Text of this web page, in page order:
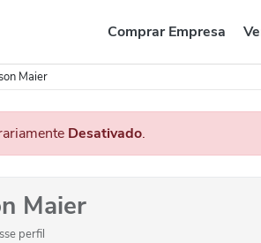
Comprar Empresa
Maier
Desativado.
Maier
perfil